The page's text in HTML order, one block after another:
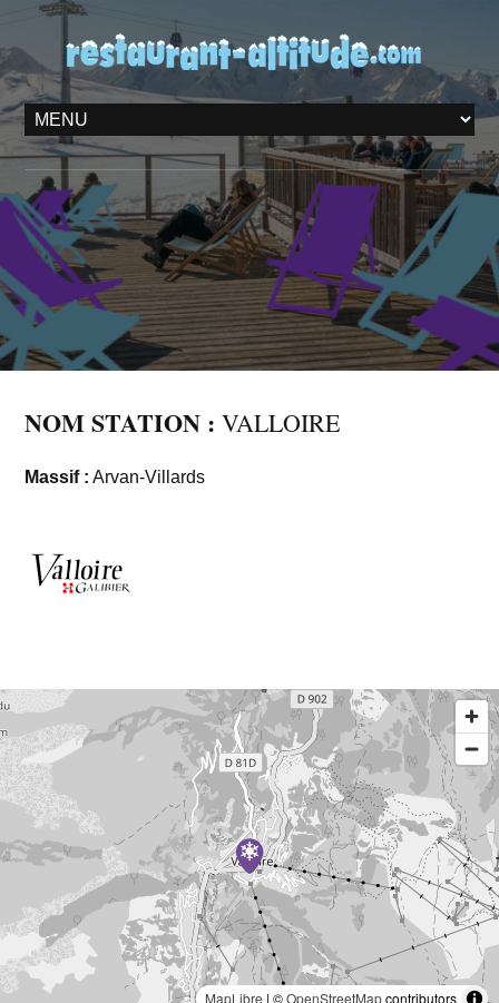
NOM STATION : VALLOIRE
Massif : Arvan-Villards
MapLibre | ©OpenStreetMapcontributors